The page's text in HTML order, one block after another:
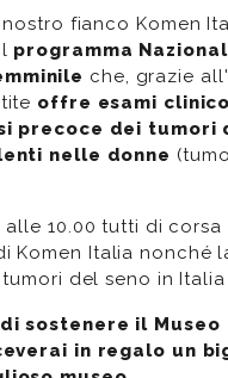
fianco Komen
programma
che, grazie
offre esami
precoce dei tumori
nelle donne
10.00 tutti di corsa
Komen Italia nonché
del seno in
sostenere il Museo
in regalo un